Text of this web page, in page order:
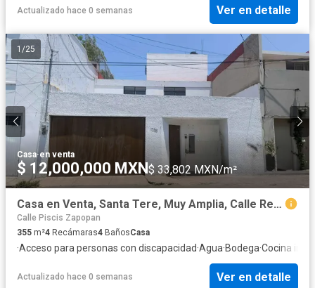
Actualizado hace 0 semanas Ver en detalle
1 /25
Casa·en venta
$ 12,000,000 MXN$ 33,802 MXN/m²
Casa en Venta, Santa Tere, Muy Amplia, Calle Reforma
Calle Piscis Zapopan
355 m²4 Recámaras4 BañosCasa
·Acceso para personas con discapacidad·Agua·Bodega·Cocina
Actualizado hace 0 semanas Ver en detalle